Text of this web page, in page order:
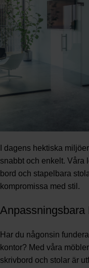
I dagens hektiska
snabbt och enkelt. Våra
bord och stapelbara
kompromissa med stil.
Har du någonsin
kontor? Med våra
skrivbord och stolar är